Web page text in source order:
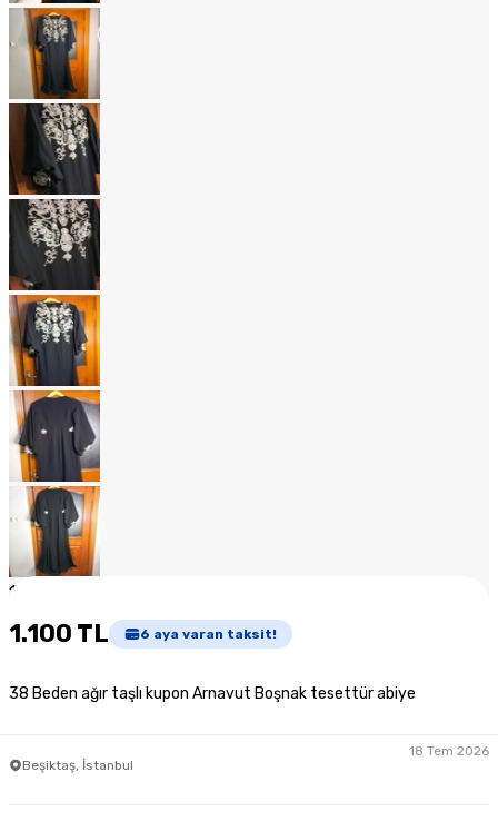
1
1.100 TL 6 aya varan taksit!
38 Beden ağır taşlı kupon Arnavut Boşnak tesettür abiye
Beşiktaş, İstanbul
18 Tem 2026